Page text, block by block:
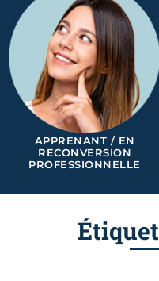
APPRENANT / EN
RECONVERSION
PROFESSIONNELLE